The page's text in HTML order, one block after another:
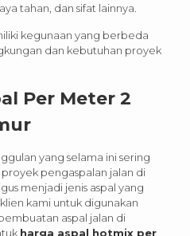
tahan, dan sifat lainnya.
kegunaan yang berbeda
dan kebutuhan proyek
Per Meter 2
yang selama ini sering
pengaspalan jalan di
menjadi jenis aspal yang
kami untuk digunakan
aspal jalan di
harga aspal hotmix per